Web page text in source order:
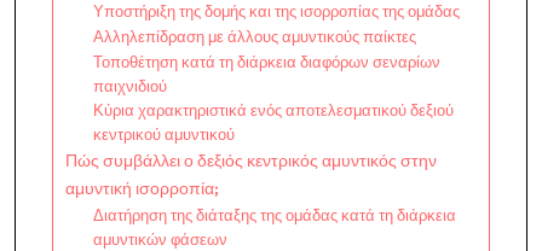
Υποστήριξη της δομής και της ισορροπίας της ομάδας
Αλληλεπίδραση με άλλους αμυντικούς παίκτες
Τοποθέτηση κατά τη διάρκεια διαφόρων σεναρίων
παιχνιδιού
Κύρια χαρακτηριστικά ενός αποτελεσματικού δεξιού
κεντρικού αμυντικού
Πώς συμβάλλει ο δεξιός κεντρικός αμυντικός στην
αμυντική ισορροπία;
Διατήρηση της διάταξης της ομάδας κατά τη διάρκεια
αμυντικών φάσεων